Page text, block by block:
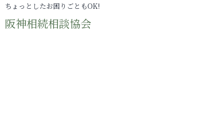
ちょっとしたお困りごともOK!
阪神相続相談協会